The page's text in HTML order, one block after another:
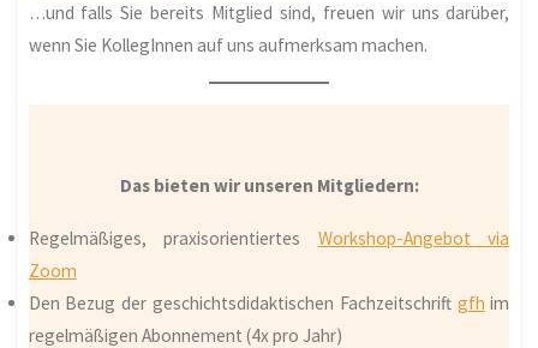
…und falls Sie bereits Mitglied sind, freuen wir uns darüber,
wenn Sie KollegInnen auf uns aufmerksam machen.
Das bieten wir unseren Mitgliedern:
Regelmäßiges, praxisorientiertes Workshop-Angebot via
Zoom
Den Bezug der geschichtsdidaktischen Fachzeitschrift gfh im
regelmäßigen Abonnement (4x pro Jahr)